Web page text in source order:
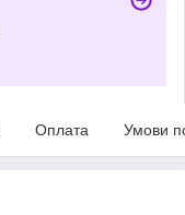
Оплата Умови